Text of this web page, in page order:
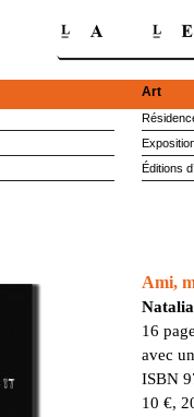
Art
Éditions
Ami,
16
avec
ISBN
10 €,